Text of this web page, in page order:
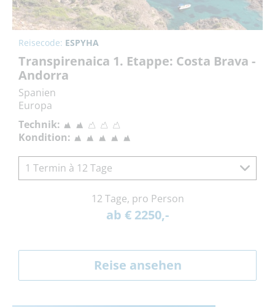
Reisecode: ESPYHA
Transpirenaica 1. Etappe: Costa Brava -
Andorra
Spanien
Europa
Technik:
Kondition:
1 Termin à 12 Tage
12 Tage, pro Person
ab € 2250,-
Reise ansehen